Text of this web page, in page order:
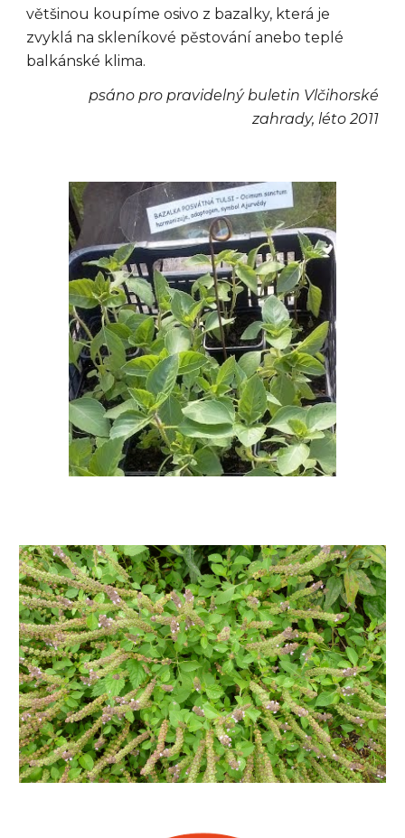
většinou koupíme osivo z bazalky, která je
zvyklá na skleníkové pěstování anebo teplé
balkánské klima.
psáno pro pravidelný buletin Vlčihorské
zahrady, léto 2011